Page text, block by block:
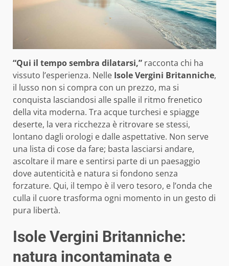
“Qui il tempo sembra dilatarsi,” racconta chi ha
vissuto l’esperienza. Nelle Isole Vergini Britanniche,
il lusso non si compra con un prezzo, ma si
conquista lasciandosi alle spalle il ritmo frenetico
della vita moderna. Tra acque turchesi e spiagge
deserte, la vera ricchezza è ritrovare se stessi,
lontano dagli orologi e dalle aspettative. Non serve
una lista di cose da fare; basta lasciarsi andare,
ascoltare il mare e sentirsi parte di un paesaggio
dove autenticità e natura si fondono senza
forzature. Qui, il tempo è il vero tesoro, e l’onda che
culla il cuore trasforma ogni momento in un gesto di
pura libertà.
Isole Vergini Britanniche:
natura incontaminata e